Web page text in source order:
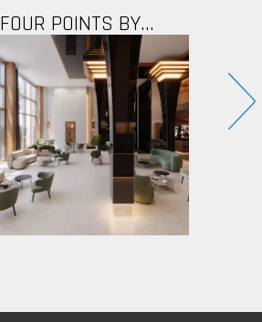
EUROMEDICS